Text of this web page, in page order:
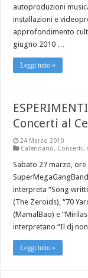
autoproduzioni
installazioni e
approfondimento
giugno 2010 …
Leggi tutto »
Concerti al
24 Marzo 2010
Calendario, Concerti,
Sabato 27 marzo,
interpreta “Song
(The Zeroids), “70
(MamalBao) e
interpretano “Il dj
Leggi tutto »